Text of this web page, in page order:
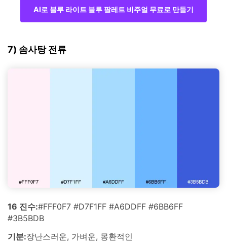
AI로 블루 라이트 블루 팔레트 비주얼 무료로 만들기
7) 솜사탕 전류
16 진수:#FFF0F7 #D7F1FF #A6DDFF #6BB6FF
#3B5BDB
기분:장난스러운, 가벼운, 몽환적인